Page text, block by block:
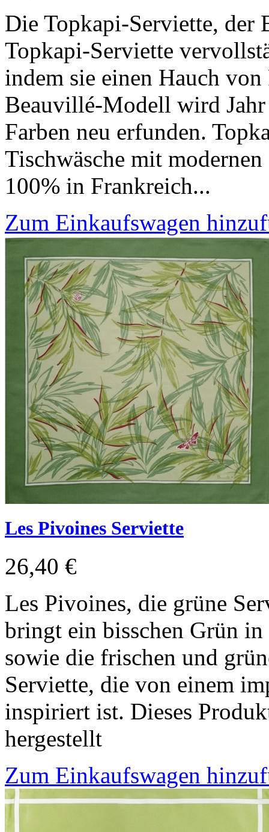
Die Topkapi-Serviette, der
Topkapi-Serviette
indem sie einen Hauch
Beauvillé-Modell wird
Farben neu erfunden.
Tischwäsche mit
100% in Frankreich...
Zum Einkaufswagen
Les Pivoines Serviette
26,40 €
Les Pivoines, die grüne
bringt ein bisschen Grün
sowie die frischen und
Serviette, die von einem
inspiriert ist. Dieses
hergestellt
Zum Einkaufswagen